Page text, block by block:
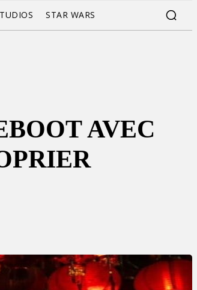
STAR WARS
AVEC